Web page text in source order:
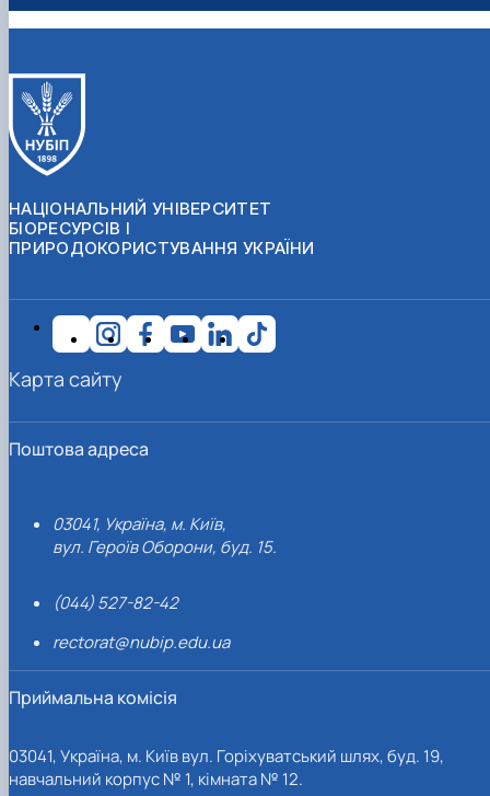
НАЦІОНАЛЬНИЙ УНІВЕРСИТЕТ
БІОРЕСУРСІВ І
ПРИРОДОКОРИСТУВАННЯ УКРАЇНИ
Поштова адреса
03041, Україна, м. Київ,
вул. Героїв Оборони, буд. 15.
(044) 527-82-42
rectorat@nubip.edu.ua
Приймальна комісія
03041, Україна, м. Київ вул. Горіхуватський шлях, буд. 19,
навчальний корпус № 1, кімната № 12.
Карта сайту